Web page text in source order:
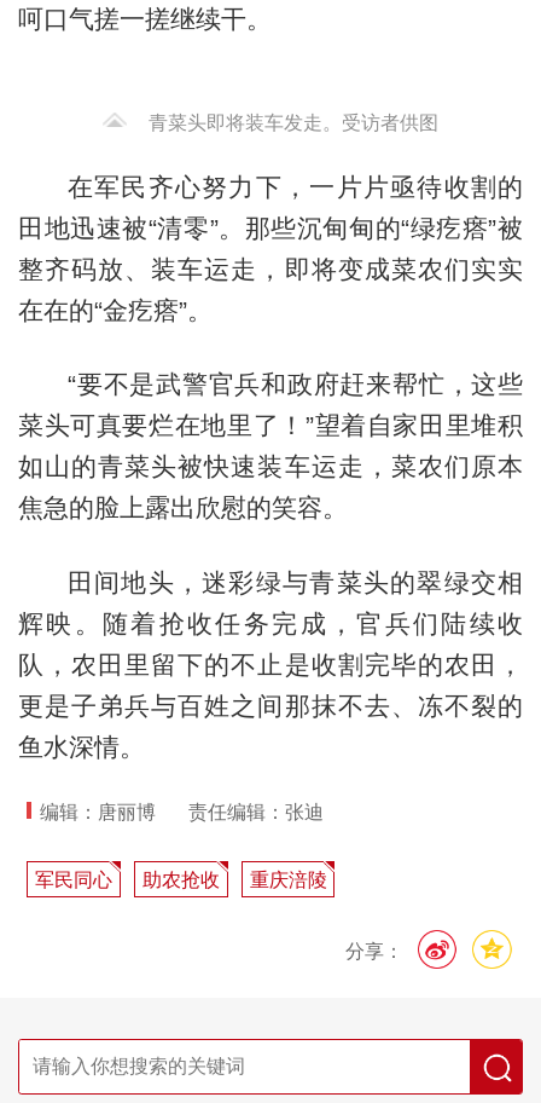
呵口气搓一搓继续干。
青菜头即将装车发走。受访者供图
在军民齐心努力下，一片片亟待收割的
田地迅速被“清零”。那些沉甸甸的“绿疙瘩”被
整齐码放、装车运走，即将变成菜农们实实
在在的“金疙瘩”。
“要不是武警官兵和政府赶来帮忙，这些
菜头可真要烂在地里了！”望着自家田里堆积
如山的青菜头被快速装车运走，菜农们原本
焦急的脸上露出欣慰的笑容。
田间地头，迷彩绿与青菜头的翠绿交相
辉映。随着抢收任务完成，官兵们陆续收
队，农田里留下的不止是收割完毕的农田，
更是子弟兵与百姓之间那抹不去、冻不裂的
鱼水深情。
编辑：唐丽博 责任编辑：张迪
军民同心 助农抢收 重庆涪陵
分享：